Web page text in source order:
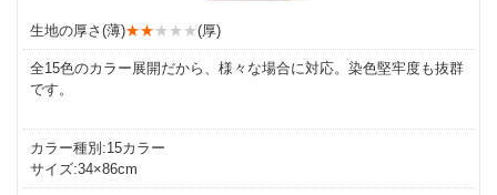
生地の厚さ(薄)★★★★★(厚)
全15色のカラー展開だから、様々な場合に対応。染色堅牢度も抜群
です。
カラー種別:15カラー
サイズ:34×86cm